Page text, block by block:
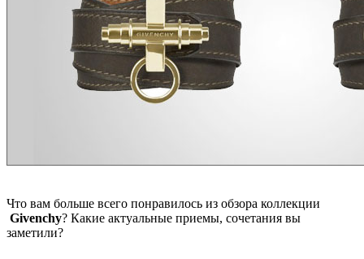
Что вам больше всего понравилось из обзора коллекции
Givenchy? Какие актуальные приемы, сочетания вы
заметили?